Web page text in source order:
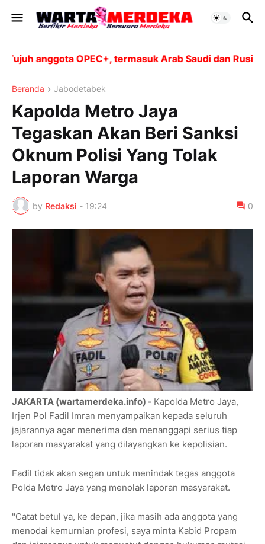
anggota OPEC+, termasuk Arab Saudi dan Rusia,
Beranda Jabodetabek
Kapolda Metro Jaya
Tegaskan Akan Beri Sanksi
Oknum Polisi Yang Tolak
Laporan Warga
by Redaksi - 19:24 0
JAKARTA (wartamerdeka.info) - Kapolda Metro Jaya,
Irjen Pol Fadil Imran menyampaikan kepada seluruh
jajarannya agar menerima dan menanggapi serius tiap
laporan masyarakat yang dilayangkan ke kepolisian.
Fadil tidak akan segan untuk menindak tegas anggota
Polda Metro Jaya yang menolak laporan masyarakat.
"Catat betul ya, ke depan, jika masih ada anggota yang
menodai kemurnian profesi, saya minta Kabid Propam